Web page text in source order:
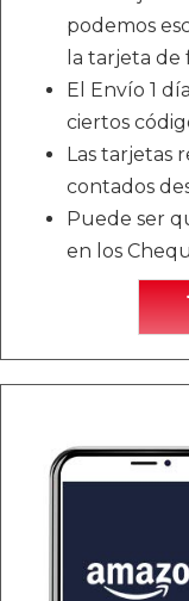
podemos
la tarjeta de
El Envío 1
ciertos
Las tarjetas
contados
Puede ser
en los